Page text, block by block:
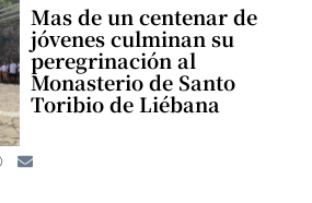
Mas de un centenar de
jóvenes culminan su
peregrinación al
Monasterio de Santo
Toribio de Liébana